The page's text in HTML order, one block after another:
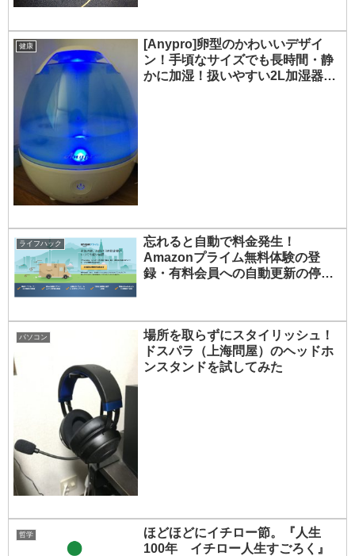
健康
[Anypro]卵型のかわいいデザイ
ン！手頃なサイズでも長時間・静
かに加湿！扱いやすい2L加湿器を
ライフハック
忘れると自動で料金発生！
Amazonプライム無料体験の登
録・有料会員への自動更新の停止
パソコン
場所を取らずにスタイリッシュ！
ドスパラ（上海問屋）のヘッドホ
ンスタンドを試してみた
哲学
ほどほどにイチロー節。『人生
100年 イチロー人生すごろく』